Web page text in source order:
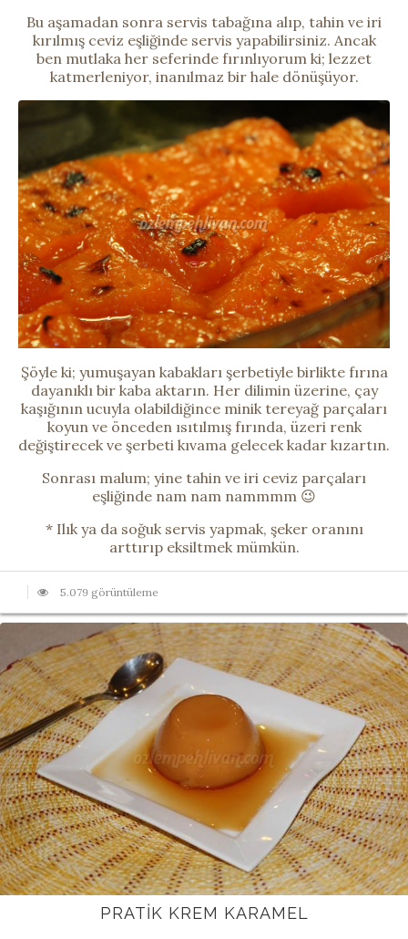
Bu aşamadan sonra servis tabağına alıp, tahin ve iri
kırılmış ceviz eşliğinde servis yapabilirsiniz. Ancak
ben mutlaka her seferinde fırınlıyorum ki; lezzet
katmerleniyor, inanılmaz bir hale dönüşüyor.
Şöyle ki; yumuşayan kabakları şerbetiyle birlikte fırına
dayanıklı bir kaba aktarın. Her dilimin üzerine, çay
kaşığının ucuyla olabildiğince minik tereyağ parçaları
koyun ve önceden ısıtılmış fırında, üzeri renk
değiştirecek ve şerbeti kıvama gelecek kadar kızartın.
Sonrası malum; yine tahin ve iri ceviz parçaları
eşliğinde nam nam nammmm 😉
* Ilık ya da soğuk servis yapmak, şeker oranını
arttırıp eksiltmek mümkün.
5.079 görüntüleme
PRATIK KREM KARAMEL